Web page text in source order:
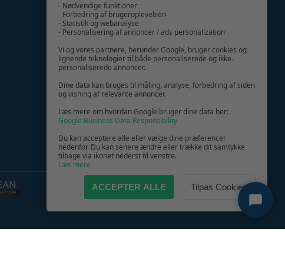
GIV GLÆDE MED ET GAVEKORT!
- Nødvendige funktioner
- Forbedring af brugeroplevelsen
- Statistik og webanalyse
- Personalisering af annoncer / ads personalization
Vi og vores partnere, herunder Google, bruger cookies og
lignende teknologier til både personaliserede og ikke-
personaliserede annoncer.
Dine data kan bruges til måling, analyse, forbedring af siden
og visning af relevante annoncer.
Læs mere om hvordan Google bruger dine data her:
Google Business Data Responsibility
Du kan acceptere alle eller vælge dine præferencer
nedenfor. Du kan senere ændre eller trække dit samtykke
tilbage via ikonet nederst til venstre.
Læs mere
ACCEPTER ALLE Tilpas Cookies